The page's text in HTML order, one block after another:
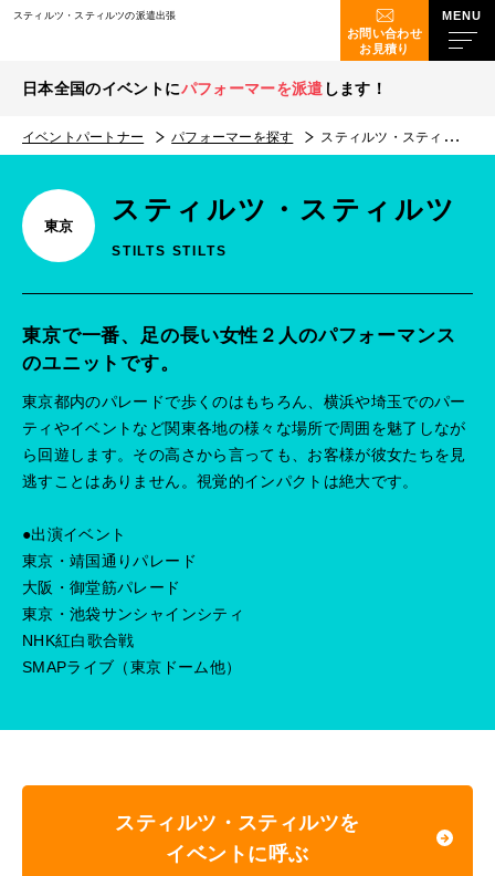
スティルツ・スティルツの派遣出張
お問い合わせ
お見積り
日本全国のイベントにパフォーマーを派遣 します！
イベントパートナー パフォーマーを探す スティルツ・スティルツ
東京
スティルツ・スティルツ
STILTS STILTS
東京で一番、足の長い女性２人のパフォーマンス
のユニットです。
東京都内のパレードで歩くのはもちろん、横浜や埼玉でのパー
ティやイベントなど関東各地の様々な場所で周囲を魅了しなが
ら回遊します。その高さから言っても、お客様が彼女たちを見
逃すことはありません。視覚的インパクトは絶大です。
●出演イベント
東京・靖国通りパレード
大阪・御堂筋パレード
東京・池袋サンシャインシティ
NHK紅白歌合戦
SMAPライブ（東京ドーム他）
スティルツ・スティルツを
イベントに呼ぶ